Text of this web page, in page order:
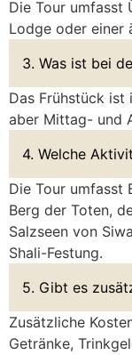
Die Tour umfasst
Lodge oder einer
3. Was ist bei
Das Frühstück
aber Mittag- und
4. Welche
Die Tour umfasst
Berg der Toten,
Salzseen von
Shali-Festung.
5. Gibt es
Zusätzliche
Getränke,